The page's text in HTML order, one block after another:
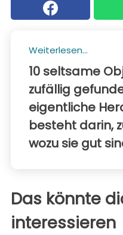
Weiterlesen...
10 seltsame
zufällig
eigentliche
besteht darin,
wozu sie gut
Das könnte
interessieren